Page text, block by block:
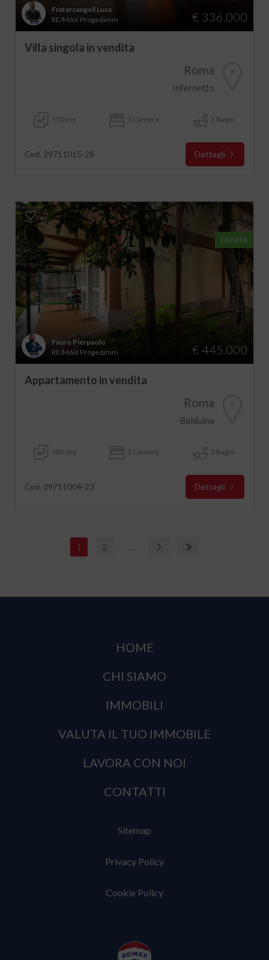
Fratarcangeli Luca
RE/MAX Progedimm
€ 336.000
Villa singola in vendita
Roma
Infernetto
150 mq 3 Camere 3 Bagni
Cod. 39711015-28 Dettagli
NOVITÀ
Fauro Pierpaolo
RE/MAX Progedimm
€ 445.000
Appartamento in vendita
Roma
Balduina
180 mq 3 Camere 2 Bagni
Cod. 39711004-23 Dettagli
1 2 ...
HOME
CHI SIAMO
IMMOBILI
VALUTA IL TUO IMMOBILE
LAVORA CON NOI
CONTATTI
Sitemap
Privacy Policy
Cookie Policy